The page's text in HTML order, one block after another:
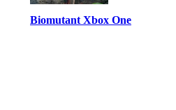
Biomutant Xbox One